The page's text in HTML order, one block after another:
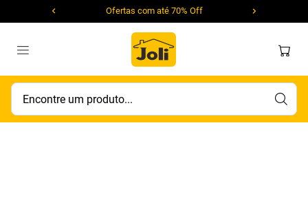
Ofertas com até 70% Off
Encontre um produto...